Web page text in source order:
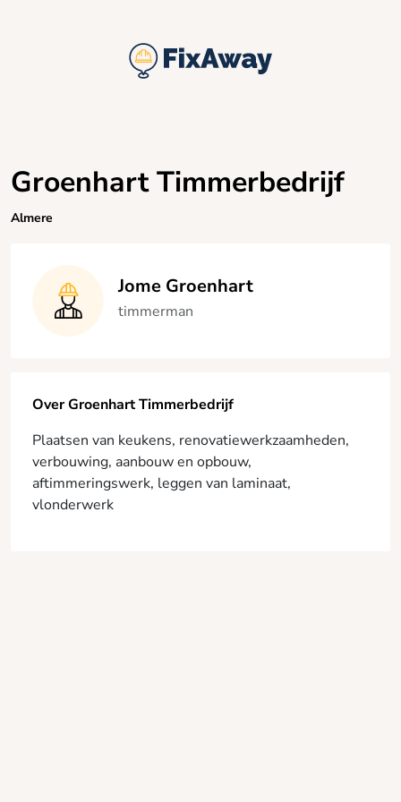
Groenhart Timmerbedrijf
Almere
Jome Groenhart
timmerman
Over Groenhart Timmerbedrijf
Plaatsen van keukens, renovatiewerkzaamheden,
verbouwing, aanbouw en opbouw,
aftimmeringswerk, leggen van laminaat,
vlonderwerk